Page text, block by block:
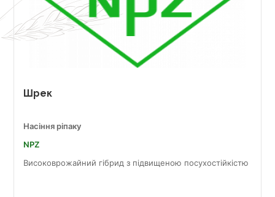
Шрек
Насіння ріпаку
NPZ
Високоврожайний гібрид з підвищеною посухостійкістю